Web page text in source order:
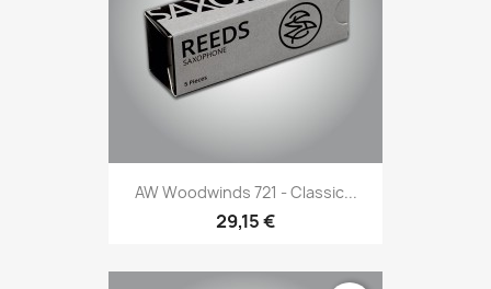
AW Woodwinds 721 - Classic...
29,15 €